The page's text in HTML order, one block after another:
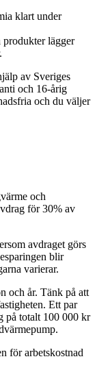
klart under
lägger
av Sveriges
och 16-årig
och du väljer
och
för 30% av
avdraget görs
blir
varierar.
och år. Tänk på att
Ett par
på totalt 100 000 kr
för arbetskostnad